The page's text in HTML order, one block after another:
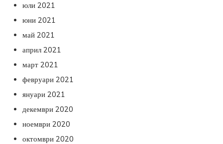
юли 2021
юни 2021
май 2021
април 2021
март 2021
февруари 2021
януари 2021
декември 2020
ноември 2020
октомври 2020